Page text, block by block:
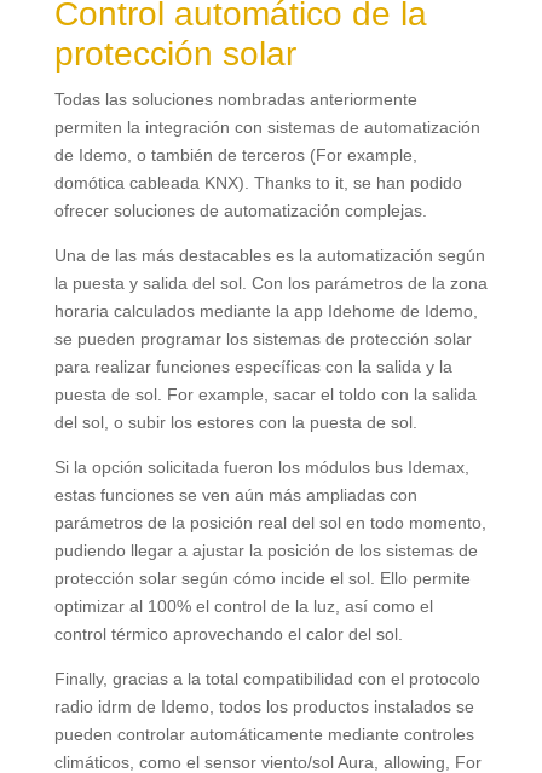
Control automático de la
protección solar
Todas las soluciones nombradas anteriormente
permiten la integración con sistemas de automatización
de Idemo, o también de terceros(For example,
domótica cableada KNX). Thanks to it, se han podido
ofrecer soluciones de automatización complejas.
Una de las más destacables es la automatización según
la puesta y salida del sol. Con los parámetros de la zona
horaria calculados mediante la app Idehome de Idemo,
se pueden programar los sistemas de protección solar
para realizar funciones específicas con la salida y la
puesta de sol. For example, sacar el toldo con la salida
del sol, o subir los estores con la puesta de sol.
Si la opción solicitada fueron los módulos bus Idemax,
estas funciones se ven aún más ampliadas con
parámetros de la posición real del sol en todo momento,
pudiendo llegar a ajustar la posición de los sistemas de
protección solar según cómo incide el sol. Ello permite
optimizar al100% el control de la luz, así como el
control térmico aprovechando el calor del sol.
Finally, gracias a la total compatibilidad con el protocolo
radio idrm de Idemo, todos los productos instalados se
pueden controlar automáticamente mediante controles
climáticos, como el sensor viento/sol Aura , allowing, For